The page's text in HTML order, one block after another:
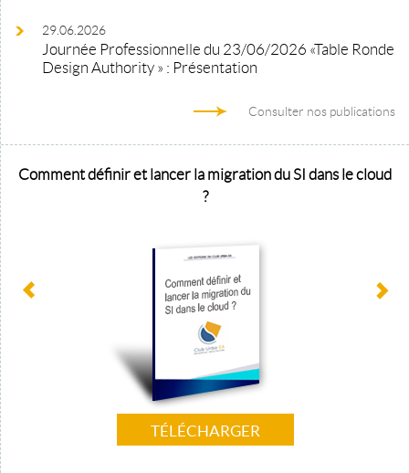
29.06.2026
Journée Professionnelle du 23/06/2026 «Table Ronde
Design Authority » : Présentation
Consulter nos publications
Comment définir et lancer la migration du SI dans le cloud
?
TÉLÉCHARGER